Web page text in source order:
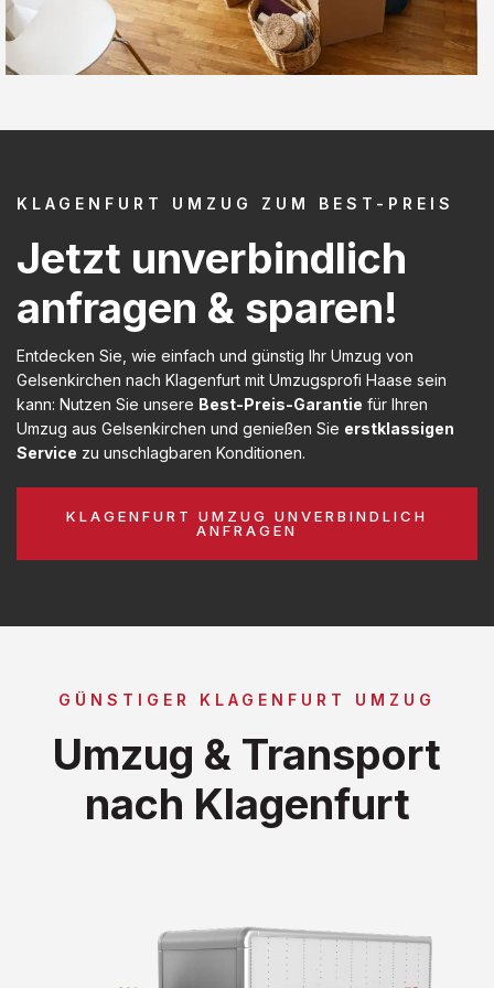
KLAGENFURT UMZUG ZUM BEST-PREIS
Jetzt unverbindlich
anfragen & sparen!
Entdecken Sie, wie einfach und günstig Ihr Umzug von
Gelsenkirchen nach Klagenfurt mit Umzugsprofi Haase sein
kann: Nutzen Sie unsere Best-Preis-Garantie für Ihren
Umzug aus Gelsenkirchen und genießen Sie erstklassigen
Service zu unschlagbaren Konditionen.
KLAGENFURT UMZUG UNVERBINDLICH
ANFRAGEN
GÜNSTIGER KLAGENFURT UMZUG
Umzug & Transport
nach Klagenfurt